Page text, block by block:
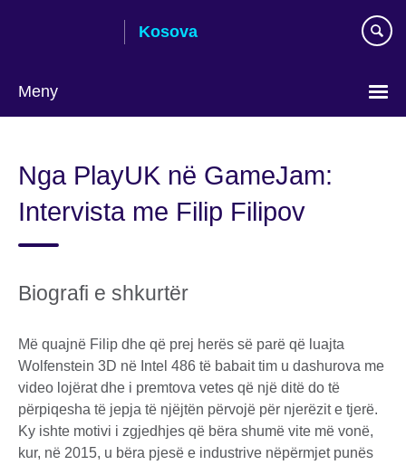
Kosova
Meny
language
Nga PlayUK në GameJam:
Intervista me Filip Filipov
Biografi e shkurtër
Më quajnë Filip dhe që prej herës së parë që luajta
Wolfenstein 3D në Intel 486 të babait tim u dashurova me
video lojërat dhe i premtova vetes që një ditë do të
përpiqesha të jepja të njëjtën përvojë për njerëzit e tjerë.
Ky ishte motivi i zgjedhjes që bëra shumë vite më vonë,
kur, në 2015, u bëra pjesë e industrive nëpërmjet punës